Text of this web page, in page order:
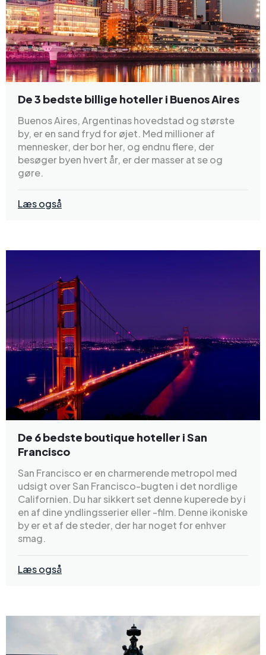
De 3 bedste billige hoteller i Buenos Aires
Buenos Aires, Argentinas hovedstad og største
by, er en sand fryd for øjet. Med millioner af
mennesker, der bor her, og endnu flere, der
besøger byen hvert år, er der masser at se og
gøre.
Læs også
De 6 bedste boutique hoteller i San
Francisco
San Francisco er en charmerende metropol med
udsigt over San Francisco-bugten i det nordlige
Californien. Du har sikkert set denne kuperede by i
en af dine yndlingsserier eller -film. Denne ikoniske
by er et af de steder, der har noget for enhver
smag.
Læs også